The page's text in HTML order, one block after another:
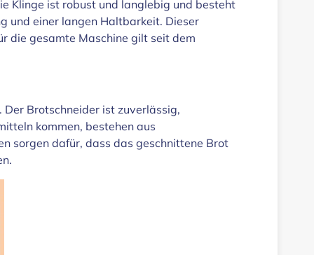
Klinge ist robust und langlebig und besteht
und einer langen Haltbarkeit. Dieser
die gesamte Maschine gilt seit dem
Brotschneider ist zuverlässig,
kommen, bestehen aus
sorgen dafür, dass das geschnittene Brot